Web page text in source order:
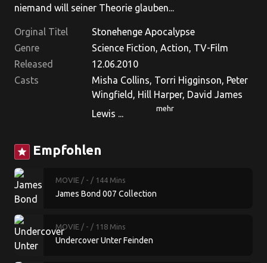
niemand will seiner Theorie glauben...
Orginal Titel
Stonehenge Apocalypse
Genre
Science Fiction, Action, TV-Film
Released
12.06.2010
Casts
Misha Collins, Torri Higginson, Peter
Wingfield, Hill Harper, David James
Lewis ...
mehr
star Empfohlen
MOVIE / - / 144 Mins
James Bond 007 Collection
MOVIE / - / 118 Mins
Undercover Unter Feinden